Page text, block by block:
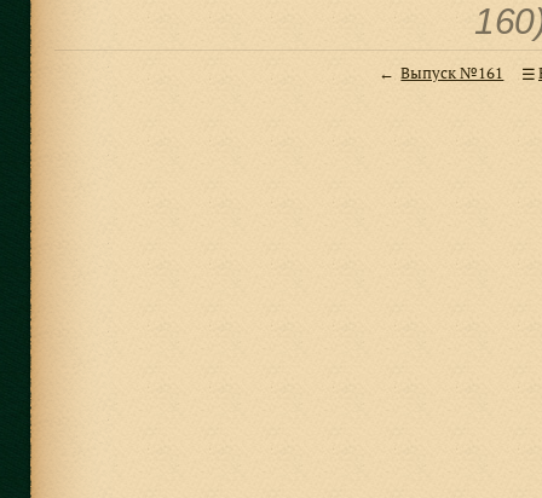
Выпуск №161